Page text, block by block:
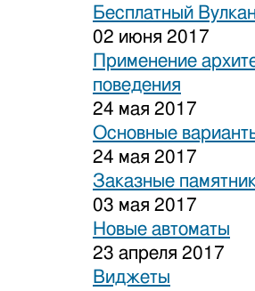
Бесплатный
02 июня 2017
Применение
поведения
24 мая 2017
Основные
24 мая 2017
Заказные
03 мая 2017
Новые автоматы
23 апреля 2017
Виджеты